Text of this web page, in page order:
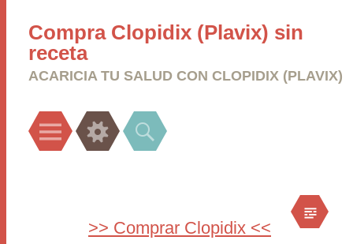
Compra Clopidix (Plavix) sin
receta
ACARICIA TU SALUD CON CLOPIDIX (PLAVIX)
Menu Widgets Search
>> Comprar Clopidix <<